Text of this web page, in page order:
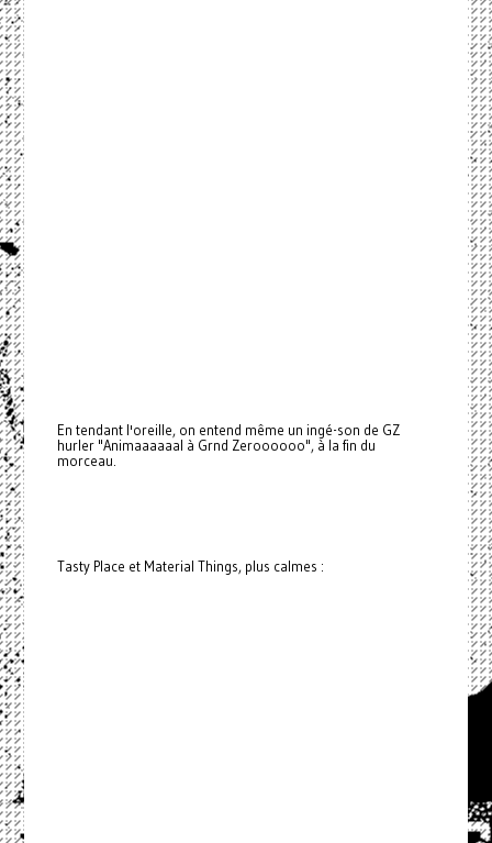
En tendant l'oreille, on entend même un ingé-son de GZ
hurler "Animaaaaaal à Grnd Zeroooooo", à la fin du
morceau.
Tasty Place et Material Things, plus calmes :